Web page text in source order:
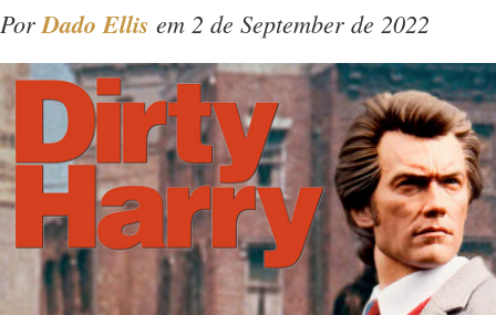
PorDado Ellis em 2 de September de 2022